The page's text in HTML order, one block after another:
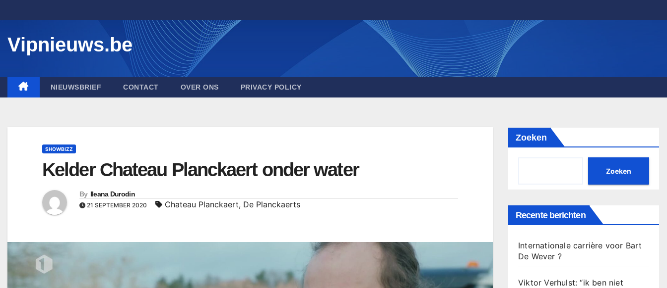
to
Vipnieuws.be
NIEUWSBRIEF CONTACT OVER ONS PRIVACY POLICY
SHOWBIZZ
Kelder Chateau Planckaert onder water
By Ileana Durodin
21 SEPTEMBER 2020 Chateau Planckaert, De Planckaerts
Zoeken
Zoeken
Recente berichten
Internationale carrière voor Bart
De Wever ?
Viktor Verhulst: “ik ben niet